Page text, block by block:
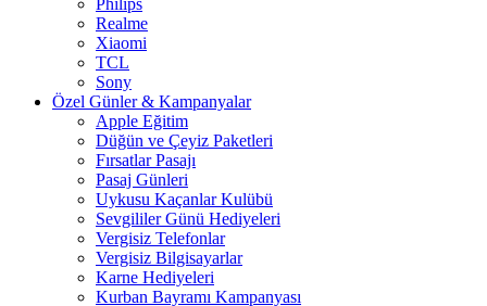
Realme
Xiaomi
TCL
Sony
Özel Günler & Kampanyalar
Apple Eğitim
Düğün ve Çeyiz Paketleri
Fırsatlar Pasajı
Pasaj Günleri
Uykusu Kaçanlar Kulübü
Sevgililer Günü Hediyeleri
Vergisiz Telefonlar
Vergisiz Bilgisayarlar
Karne Hediyeleri
Kurban Bayramı Kampanyası